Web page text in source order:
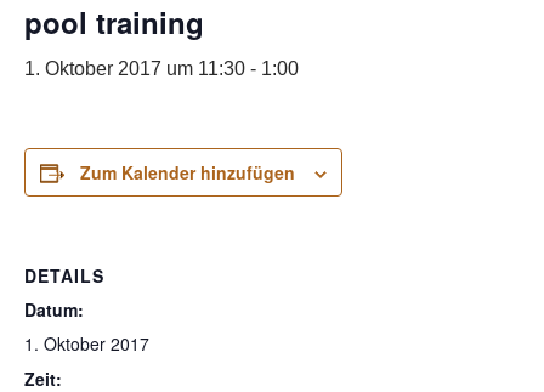
pool training
1. Oktober 2017 um 11:30 - 1:00
Zum Kalender hinzufügen
DETAILS
Datum:
1. Oktober 2017
Zeit: